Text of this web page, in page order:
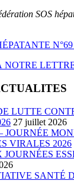
SOS
NOTRE
LUTTE
27 juillet 2026
JOURNÉE
VIRALES 2026
SANTÉ